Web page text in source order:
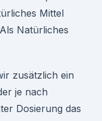
Mittel
Natürliches
zusätzlich ein
je nach
Dosierung das